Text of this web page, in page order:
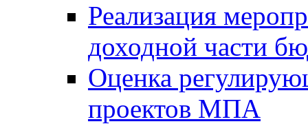
Реализация
доходной части
Оценка
проектов МПА